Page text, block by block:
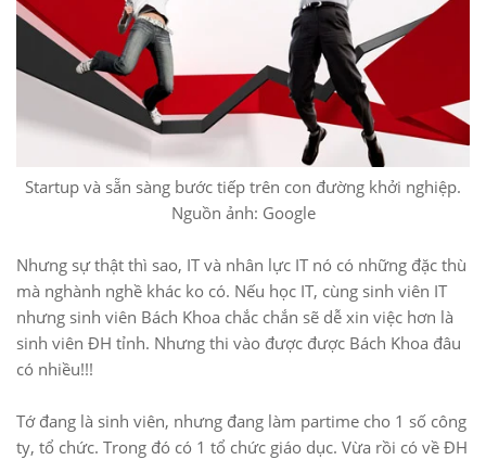
Startup và sẵn sàng bước tiếp trên con đường khởi nghiệp.
Nguồn ảnh: Google
Nhưng sự thật thì sao, IT và nhân lực IT nó có những đặc thù
mà nghành nghề khác ko có. Nếu học IT, cùng sinh viên IT
nhưng sinh viên Bách Khoa chắc chắn sẽ dễ xin việc hơn là
sinh viên ĐH tỉnh. Nhưng thi vào được được Bách Khoa đâu
có nhiều!!!
Tớ đang là sinh viên, nhưng đang làm partime cho 1 số công
ty, tổ chức. Trong đó có 1 tổ chức giáo dục. Vừa rồi có về ĐH